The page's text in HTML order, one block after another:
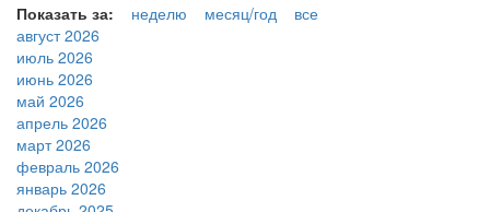
Показать за: неделю месяц/год
все
август 2026
июль 2026
июнь 2026
май 2026
апрель 2026
март 2026
февраль 2026
январь 2026